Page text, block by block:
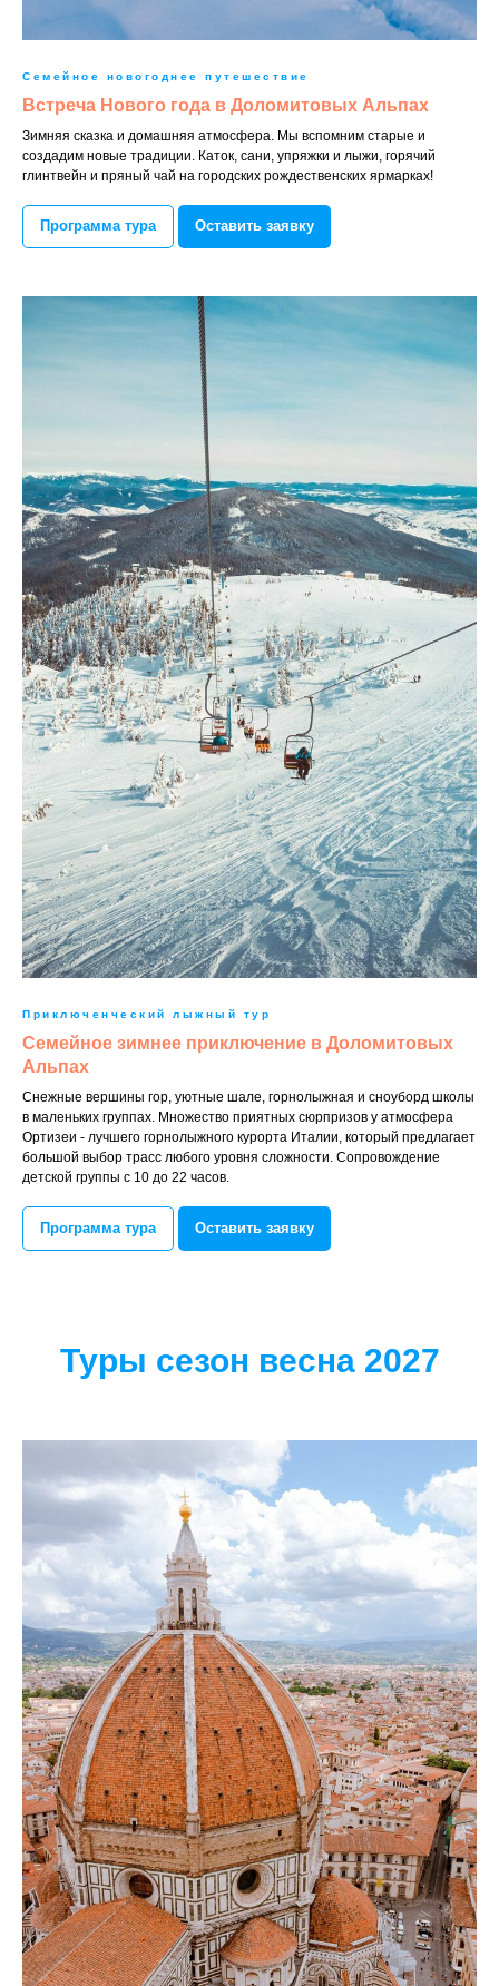
Семейное новогоднее путешествие
Встреча Нового года в Доломитовых Альпах
Зимняя сказка и домашняя атмосфера. Мы вспомним старые и
создадим новые традиции. Каток, сани, упряжки и лыжи, горячий
глинтвейн и пряный чай на городских рождественских ярмарках!
Программа тура Оставить заявку
Приключенческий лыжный тур
Семейное зимнее приключение в Доломитовых
Альпах
Снежные вершины гор, уютные шале, горнолыжная и сноуборд школы
в маленьких группах. Множество приятных сюрпризов у атмосфера
Ортизеи - лучшего горнолыжного курорта Италии, который предлагает
большой выбор трасс любого уровня сложности. Сопровождение
детской группы с 10 до 22 часов.
Программа тура Оставить заявку
Туры сезон весна 2027